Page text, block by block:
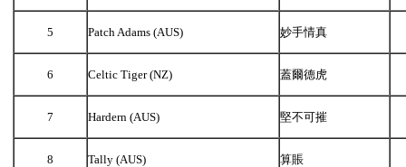
5 Patch Adams (AUS) 妙手情真
6 Celtic Tiger (NZ) 蓋爾德虎
7 Hardern (AUS) 堅不可摧
8 Tally (AUS) 算賬